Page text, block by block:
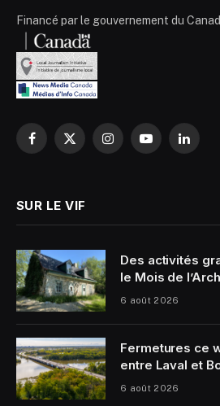
Financé par le gouvernement du
Facebook
X
InstagramYouTube
SUR LE VIF
Des activités
le Mois de
6 août 2026
Fermetures ce
entre Laval et
6 août 2026